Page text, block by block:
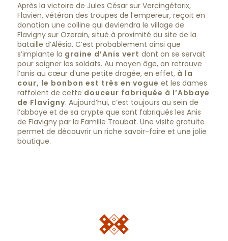
Après la victoire de Jules César sur Vercingétorix,
Flavien, vétéran des troupes de l’empereur, reçoit en
donation une colline qui deviendra le village de
Flavigny sur Ozerain, situé à proximité du site de la
bataille d’Alésia. C’est probablement ainsi que
s’implante la graine d’Anis vert dont on se servait
pour soigner les soldats. Au moyen âge, on retrouve
l’anis au cœur d’une petite dragée, en effet, à la
cour, le bonbon est très en vogue et les dames
raffolent de cette douceur fabriquée à l’Abbaye
de Flavigny. Aujourd’hui, c’est toujours au sein de
l’abbaye et de sa crypte que sont fabriqués les Anis
de Flavigny par la Famille Troubat. Une visite gratuite
permet de découvrir un riche savoir-faire et une jolie
boutique.